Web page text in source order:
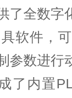
了全数字
软件，
参数进行
了内置